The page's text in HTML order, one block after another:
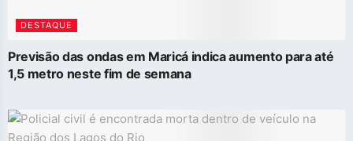
DESTAQUE
Previsão das ondas em Maricá indica aumento para até
1,5 metro neste fim de semana